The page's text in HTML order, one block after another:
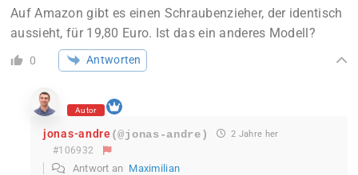
Auf Amazon gibt es einen Schraubenzieher, der identisch
aussieht, für 19,80 Euro. Ist das ein anderes Modell?
0 Antworten
Autor
jonas-andre(@jonas-andre) 2 Jahre her
#106932
Antwort an Maximilian